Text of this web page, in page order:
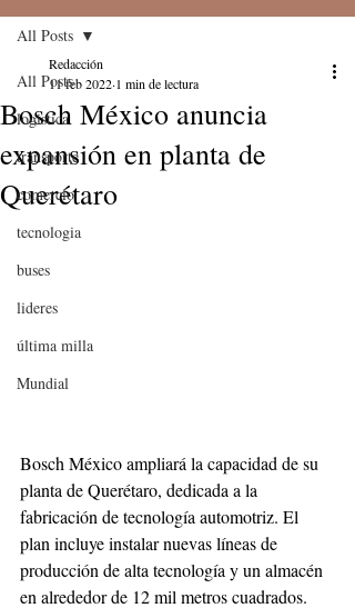
All Posts
logistica
transporte
comercio
tecnologia
buses
lideres
última milla
Mundial
All Posts
Bosch México anuncia
expansión en planta de
Querétaro
Redacción
11 feb 2022 1 min de lectura
Bosch México ampliará la capacidad de su
planta de Querétaro, dedicada a la
fabricación de tecnología automotriz. El
plan incluye instalar nuevas líneas de
producción de alta tecnología y un almacén
en alrededor de 12 mil metros cuadrados.